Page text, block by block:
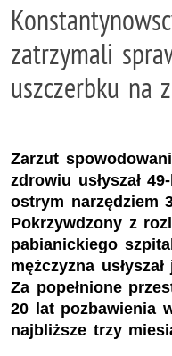
zatrzymali
uszczerbku na
Zarzut
zdrowiu usłyszał
ostrym narzędziem
Pokrzywdzony z
pabianickiego
mężczyzna
Za popełnione
20 lat pozbawienia
najbliższe trzy